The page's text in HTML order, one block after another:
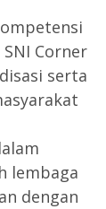
Corner
serta
lembaga
dengan